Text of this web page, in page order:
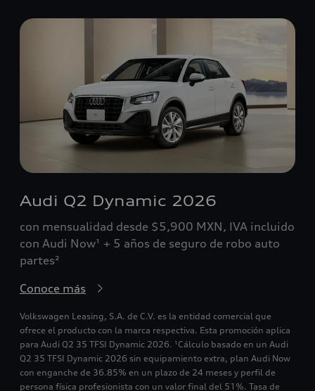
Audi Q2 Dynamic 2026
con mensualidad desde $5,900 MXN, IVA incluido
con Audi Now¹ + 5 años de seguro de robo auto
partes²
Conoce más
Volkswagen Leasing, S.A. de C.V. es la entidad comercial que
ofrece el producto con la marca respectiva. Esta promoción aplica
para Audi Q2 35 TFSI Dynamic 2026. ¹Cálculo basado en un Audi
Q2 35 TFSI Dynamic 2026 sin equipamiento extra, plan Audi Now
con enganche de 36.85% en un plazo de 24 meses y perfil de
persona física profesionista con un valor final del 51%. Tasa de